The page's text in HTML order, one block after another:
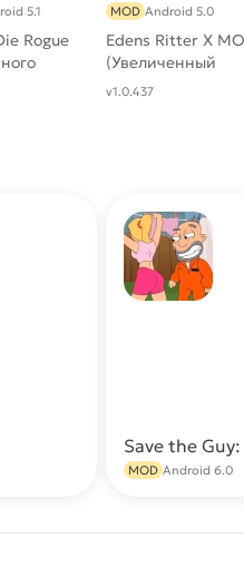
Rogue
5.1
Edens Ritter X
(Увеличенный
Урон)
MOD Android 5.0
v1.0.437
MOD Android 6.0